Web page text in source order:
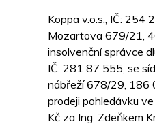
Koppa v.o.s., IČ: 254
Mozartova 679/21,
insolvenční správce
IČ: 281 87 555, se
nábřeží 678/29, 186
prodeji pohledávku
Kč za Ing. Zdeňkem